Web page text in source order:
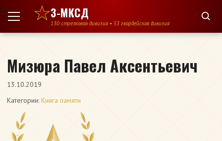
Перейти к содержимому
3-МКСД
130 стрелковая дивизия • 53 гвардейская дивизия
Мизюра Павел Аксентьевич
13.10.2019
Категории: Книга памяти